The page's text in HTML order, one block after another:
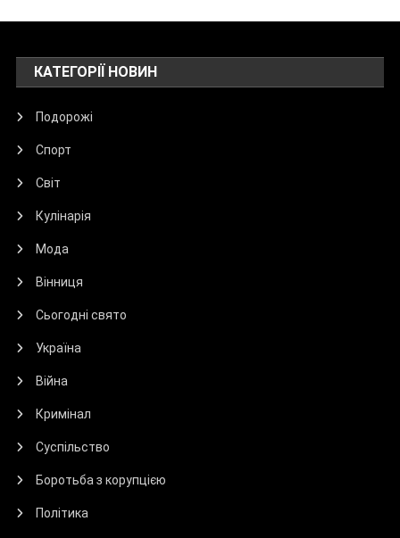
КАТЕГОРІЇ НОВИН
Подорожі
Спорт
Світ
Кулінарія
Мода
Вінниця
Сьогодні свято
Україна
Війна
Кримінал
Суспільство
Боротьба з корупцією
Політика